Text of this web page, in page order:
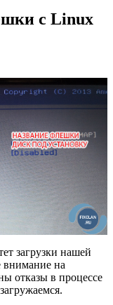
с Linux
загрузки нашей
внимание на
отказы в процессе